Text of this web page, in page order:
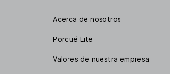
Acerca de nosotros
Porqué Lite
Valores de nuestra empresa